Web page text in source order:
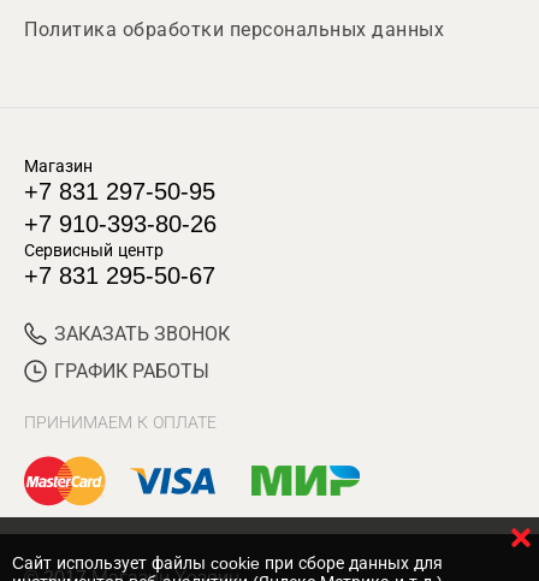
Политика обработки персональных данных
Магазин
+7 831 297-50-95
+7 910-393-80-26
Сервисный центр
+7 831 295-50-67
ЗАКАЗАТЬ ЗВОНОК
ГРАФИК РАБОТЫ
ПРИНИМАЕМ К ОПЛАТЕ
Cайт использует файлы cookie при сборе данных для